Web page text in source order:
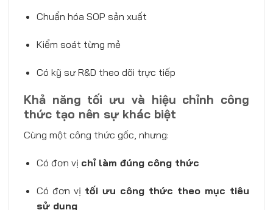
Chuẩn hóa SOP sản xuất
Kiểm soát từng mẻ
Có kỹ sư R&D theo dõi trực tiếp
Khả năng tối ưu và hiệu chỉnh công
thức tạo nên sự khác biệt
Cùng một công thức gốc, nhưng:
Có đơn vị chỉ làm đúng công thức
Có đơn vị tối ưu công thức theo mục tiêu
sử dụng